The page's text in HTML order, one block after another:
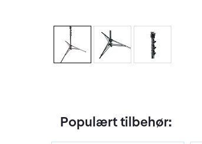
Populært tilbehør: